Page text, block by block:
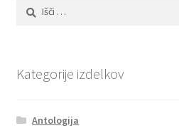
Išči:
Kategorije izdelkov
Antologija